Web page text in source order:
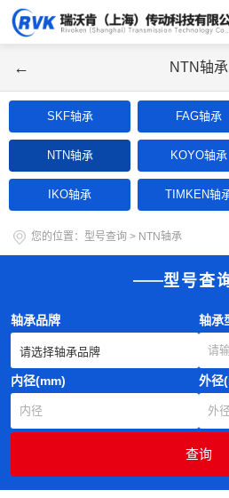
← NTN轴承
SKF轴承 FAG轴承
NTN轴承 KOYO轴承
IKO轴承 TIMKEN轴
您的位置： 型号查询 > NTN轴承
型号查
轴承品牌 轴承
内径(mm) 外径